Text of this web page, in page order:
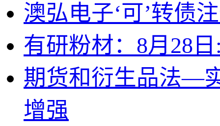
澳弘电子‘可’转债
有研粉材：8月28
期货和衍生品法—
增强